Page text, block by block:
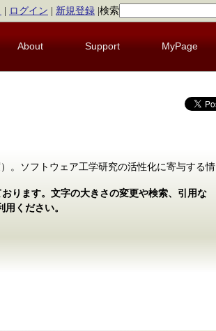
ログイン 新規登録 検索
About Support MyPage
。ソフトウェア工学研究の活性化に寄与する情
ります。文字の大きさの変更や検索、引用な
ください。